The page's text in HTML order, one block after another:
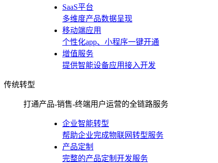
SaaS平台
多维度产品数据呈现
移动端应用
个性化app、小程序一键开通
增值服务
提供智能设备应用接入开发
传统转型
打通产品-销售-终端用户运营的全链路服务
企业智能转型
帮助企业完成物联网转型服务
产品定制
完整的产品定制开发服务